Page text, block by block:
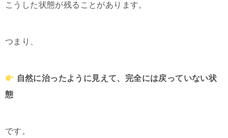
こうした状態が残ることがあります。
つまり、
自然に治ったように見えて、完全には戻っていない状
態
です。